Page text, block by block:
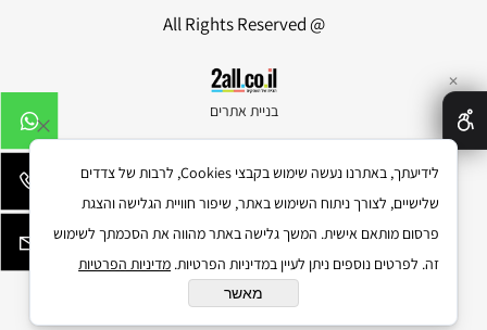
@ All Rights Reserved
בניית אתרים
✕
לידיעתך, באתרנו נעשה שימוש בקבצי Cookies, לרבות של צדדים
שלישיים, לצורך ניתוח השימוש באתר, שיפור חוויית הגלישה והצגת
פרסום מותאם אישית. המשך גלישה באתר מהווה את הסכמתך לשימוש
זה. לפרטים נוספים ניתן לעיין במדיניות הפרטיות. מדיניות הפרטיות
מאשר